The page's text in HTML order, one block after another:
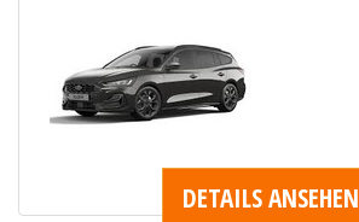
DETAILS ANSEHEN